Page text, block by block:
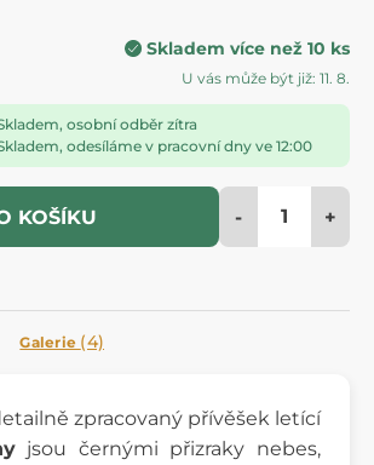
Skladem více než 10 ks
U vás může být již: 11. 8.
osobní odběr zítra
odesíláme v pracovní dny ve 12:00
KOŠÍKU - +
Galerie (4)
zpracovaný přívěšek letící
jsou černými přizraky nebes,